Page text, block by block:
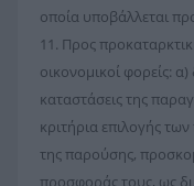
οποία υποβάλλεται
11. Προς
οικονομικοί φορείς:
καταστάσεις της
κριτήρια επιλογής
της παρούσης,
προσφοράς τους, ως